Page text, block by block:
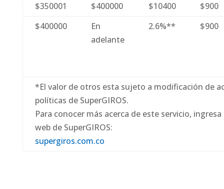
$350001
$400000 $10400
$900
$400000
En
adelante
2.6%** $900
*El valor de otros esta sujeto a modificación de
políticas de SuperGIROS.
Para conocer más acerca de este servicio,
web de SuperGIROS:
supergiros.com.co